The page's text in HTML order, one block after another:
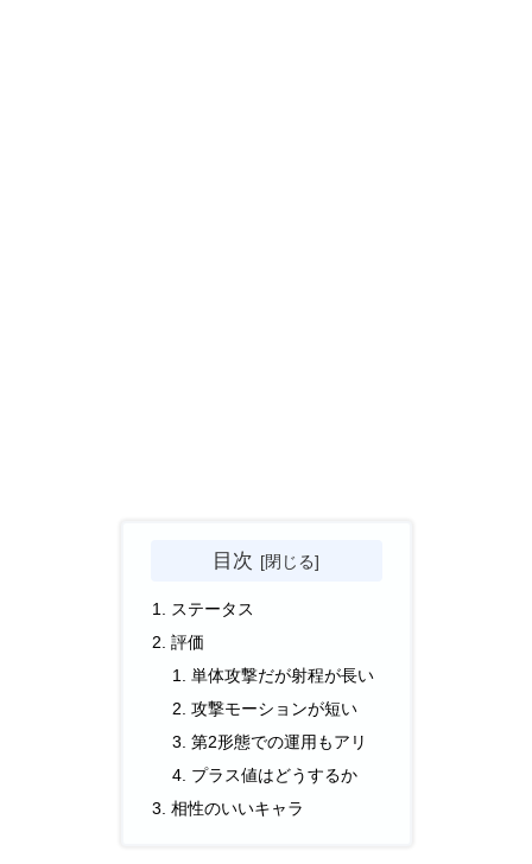
目次
ステータス
評価
単体攻撃だが射程が長い
攻撃モーションが短い
第2形態での運用もアリ
プラス値はどうするか
相性のいいキャラ